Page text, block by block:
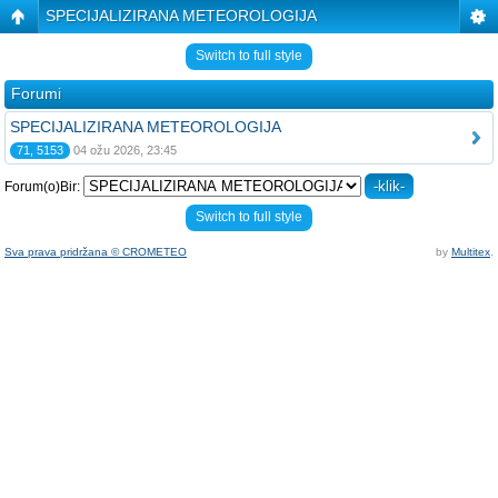
SPECIJALIZIRANA METEOROLOGIJA
Switch to full style
Forumi
SPECIJALIZIRANA METEOROLOGIJA
71, 5153 04 ožu 2026, 23:45
Forum(o)Bir:
Switch to full style
Sva prava pridržana © CROMETEO by Multitex